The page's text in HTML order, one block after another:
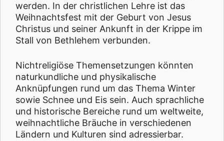
werden. In der christlichen Lehre ist das
Weihnachtsfest mit der Geburt von Jesus
Christus und seiner Ankunft in der Krippe im
Stall von Bethlehem verbunden.
Nichtreligiöse Themensetzungen könnten
naturkundliche und physikalische
Anknüpfungen rund um das Thema Winter
sowie Schnee und Eis sein. Auch sprachliche
und historische Bereiche rund um weltweite,
weihnachtliche Bräuche in verschiedenen
Ländern und Kulturen sind adressierbar.